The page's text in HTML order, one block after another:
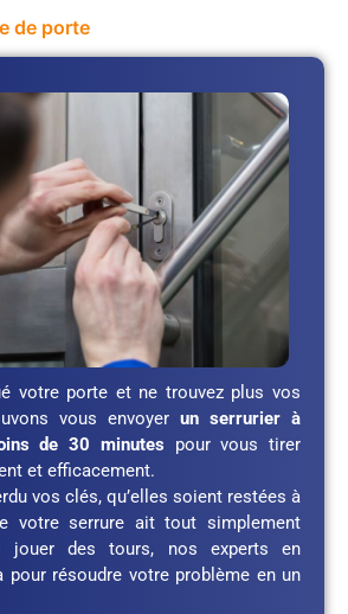
de porte
votre porte et ne trouvez plus vos
vous envoyer un serrurier à
de 30 minutes pour vous tirer
et efficacement.
vos clés, qu’elles soient restées à
votre serrure ait tout simplement
jouer des tours, nos experts en
pour résoudre votre problème en un